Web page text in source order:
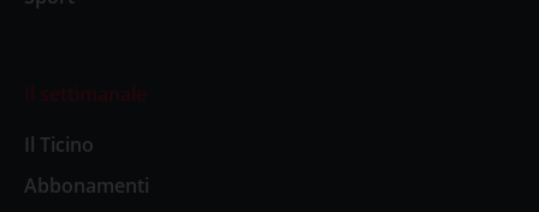
Il settimanale
Il Ticino
Abbonamenti